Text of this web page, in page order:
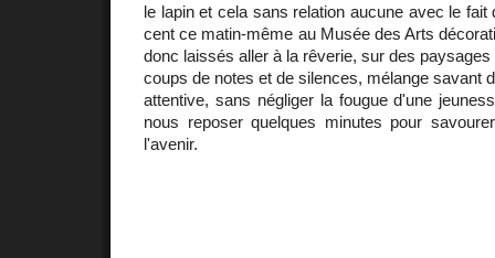
le lapin et cela sans relation aucune avec le fait
cent ce matin-même au Musée des Arts
donc laissés aller à la rêverie, sur des
coups de notes et de silences, mélange savant
attentive, sans négliger la fougue d'une
nous reposer quelques minutes pour
l'avenir.